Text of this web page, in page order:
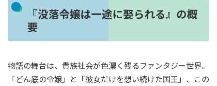
『没落令嬢は一途に娶られる』の概
要
物語の舞台は、貴族社会が色濃く残るファンタジー世界。
「どん底の令嬢」と「彼女だけを想い続けた国王」、この